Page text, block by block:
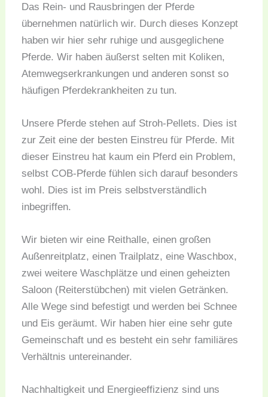
Das Rein- und Rausbringen der Pferde
übernehmen natürlich wir. Durch dieses Konzept
haben wir hier sehr ruhige und ausgeglichene
Pferde. Wir haben äußerst selten mit Koliken,
Atemwegserkrankungen und anderen sonst so
häufigen Pferdekrankheiten zu tun.
Unsere Pferde stehen auf Stroh-Pellets. Dies ist
zur Zeit eine der besten Einstreu für Pferde. Mit
dieser Einstreu hat kaum ein Pferd ein Problem,
selbst COB-Pferde fühlen sich darauf besonders
wohl. Dies ist im Preis selbstverständlich
inbegriffen.
Wir bieten wir eine Reithalle, einen großen
Außenreitplatz, einen Trailplatz, eine Waschbox,
zwei weitere Waschplätze und einen geheizten
Saloon (Reiterstübchen) mit vielen Getränken.
Alle Wege sind befestigt und werden bei Schnee
und Eis geräumt. Wir haben hier eine sehr gute
Gemeinschaft und es besteht ein sehr familiäres
Verhältnis untereinander.
Nachhaltigkeit und Energieeffizienz sind uns